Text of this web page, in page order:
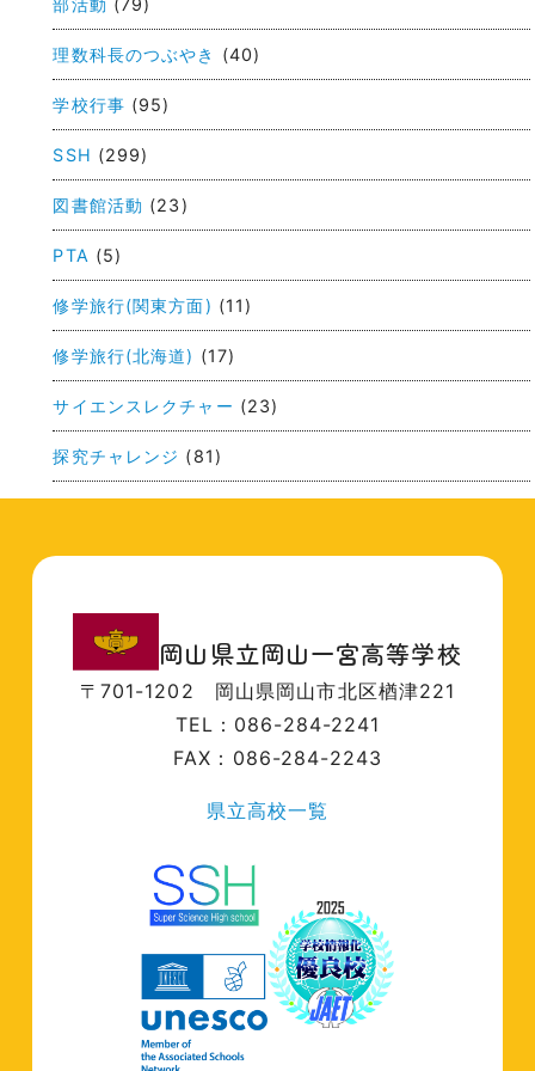
ナ
ビ
ゲ
ー
シ
ョ
ン
理数科長のつぶやき (40)
学校行事 (95)
SSH (299)
図書館活動 (23)
PTA (5)
修学旅行(関東方面) (11)
修学旅行(北海道) (17)
サイエンスレクチャー (23)
探究チャレンジ (81)
岡山県立岡山一宮高等学校
〒701-1202 岡山県岡山市北区楢津221
TEL：086-284-2241
FAX：086-284-2243
県立高校一覧